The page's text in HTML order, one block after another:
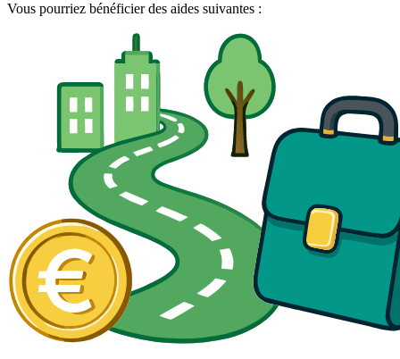
Vous pourriez bénéficier des aides suivantes :